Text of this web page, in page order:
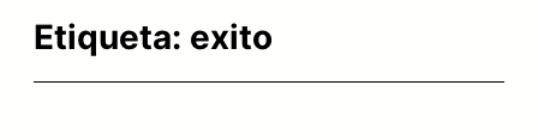
Etiqueta: exito